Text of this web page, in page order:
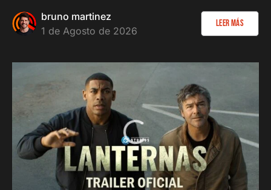
bruno martinez
1 de Agosto de 2026
Leer más